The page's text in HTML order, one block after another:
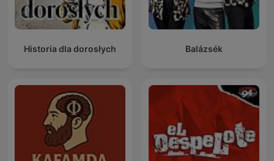
Historia dla dorosłych Balázsék